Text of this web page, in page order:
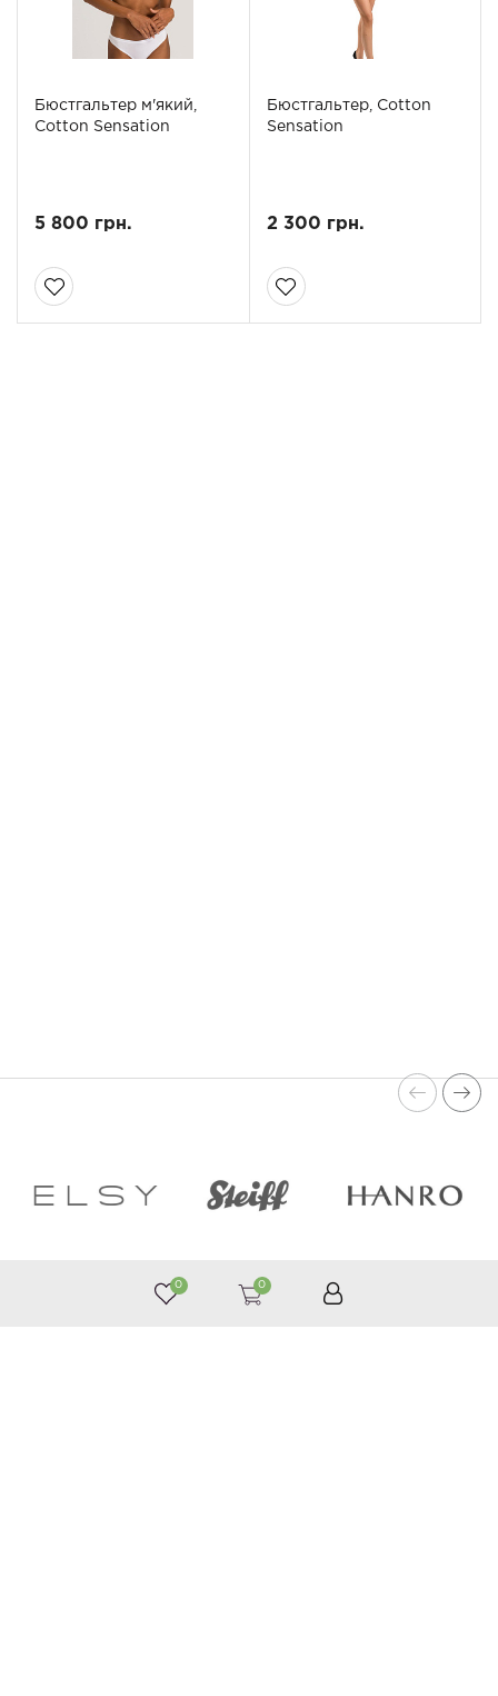
0 0
Бюстгальтер м'який,
Cotton Sensation
5 800 грн.
Бюстгальтер, Cotton
Sensation
2 300 грн.